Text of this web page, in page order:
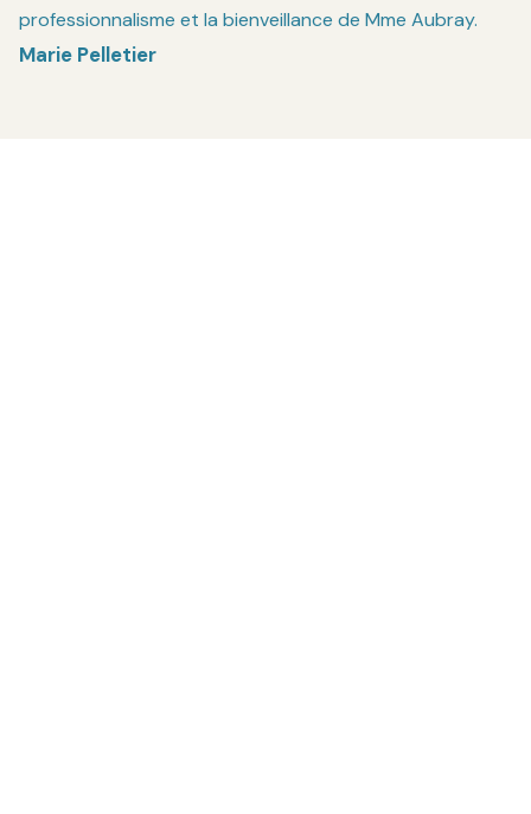
professionnalisme et la bienveillance de Mme Aubray.
Marie Pelletier